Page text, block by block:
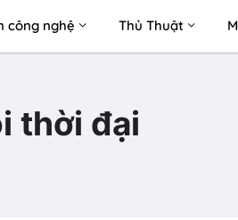
công nghệ Thủ Thuật
thời đại